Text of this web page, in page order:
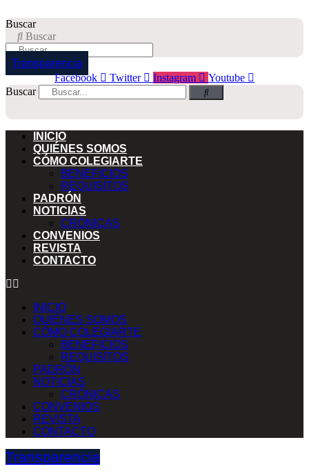
Buscar
Buscar
Transparencia
Facebook
Twitter Instagram
Youtube
Buscar
INICIO
QUIÉNES SOMOS
CÓMO COLEGIARTE
BENEFICIOS
REQUISITOS
PADRÓN
NOTICIAS
CRÓNICAS
CONVENIOS
REVISTA
CONTACTO
INICIO
QUIÉNES SOMOS
CÓMO COLEGIARTE
BENEFICIOS
REQUISITOS
PADRÓN
NOTICIAS
CRÓNICAS
CONVENIOS
REVISTA
CONTACTO
Transparencia